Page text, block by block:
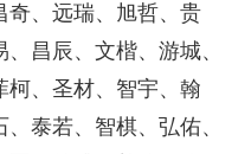
奇、远瑞、旭哲、贵
昌辰、文楷、游城、
柯、圣材、智宇、翰
泰若、智棋、弘佑、